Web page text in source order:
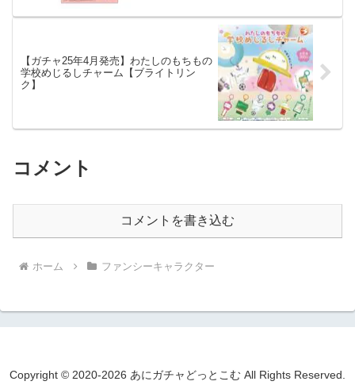
【ガチャ25年4月発売】わたしのもちもの
学校めじるしチャーム【ブライトリン
ク】
コメント
コメントを書き込む
ホーム ファンシーキャラクター
Copyright © 2020-2026 あにガチャどっとこむ All Rights Reserved.